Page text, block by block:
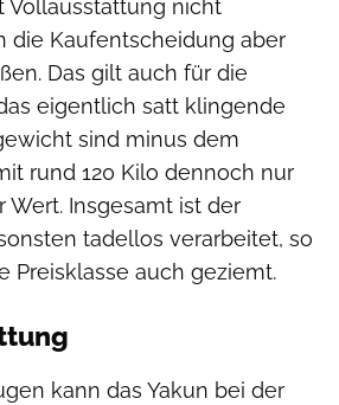
Vollausstattung nicht
die Kaufentscheidung aber
Das gilt auch für die
eigentlich satt klingende
sind minus dem
rund 120 Kilo dennoch nur
Insgesamt ist der
tadellos verarbeitet, so
Preisklasse auch geziemt.
kann das Yakun bei der